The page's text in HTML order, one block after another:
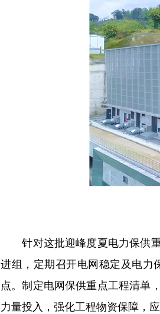
针对这批迎峰度夏电力保供重
进组，定期召开电网稳定及电力
点。制定电网保供重点工程清单
力量投入，强化工程物资保障，